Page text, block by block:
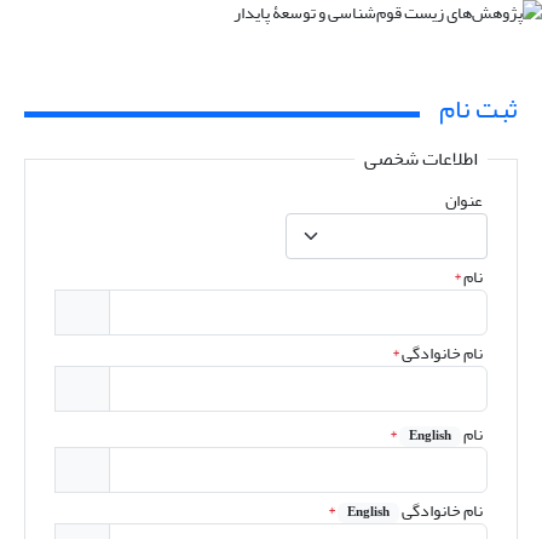
ثبت نام
اطلاعات شخصی
عنوان
نام*
نام خانوادگی*
نام English
*
نام خانوادگی English
*